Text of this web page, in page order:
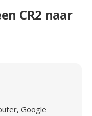
CR2 naar
Google